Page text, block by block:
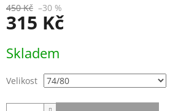
450 Kč –30 %
315 Kč
cena:
Skladem
Velikost